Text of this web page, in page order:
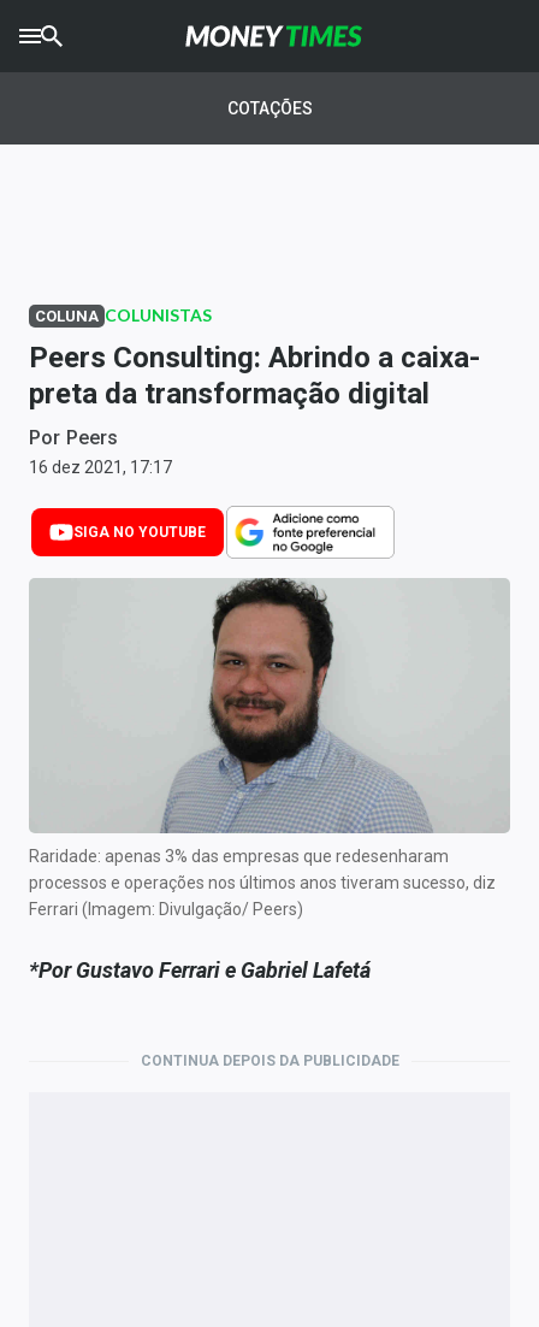
AGROTIMES
Newsletters
Money Trader
Anuncie
Últimas Notícias
Newsletters
Carteiras Recomendadas
Central de Dividendos
Central de Fundos Imobiliários
Central dos IPOs
Finanças Pessoais
COTAÇÕES
COLUNA COLUNISTAS
Peers Consulting: Abrindo a caixa-
preta da transformação digital
Por Peers
16 dez 2021, 17:17
SIGA NO YOUTUBE
Raridade: apenas 3% das empresas que redesenharam
processos e operações nos últimos anos tiveram sucesso, diz
Ferrari (Imagem: Divulgação/ Peers)
*Por Gustavo Ferrari e Gabriel Lafetá
CONTINUA DEPOIS DA PUBLICIDADE